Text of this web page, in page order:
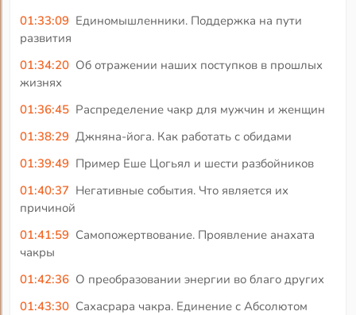
01:33:09 Единомышленники. Поддержка на пути
развития
01:34:20 Об отражении наших поступков в прошлых
жизнях
01:36:45 Распределение чакр для мужчин и женщин
01:38:29 Джняна-йога. Как работать с обидами
01:39:49 Пример Еше Цогьял и шести разбойников
01:40:37 Негативные события. Что является их
причиной
01:41:59 Самопожертвование. Проявление анахата
чакры
01:42:36 О преобразовании энергии во благо других
01:43:30 Сахасрара чакра. Единение с Абсолютом